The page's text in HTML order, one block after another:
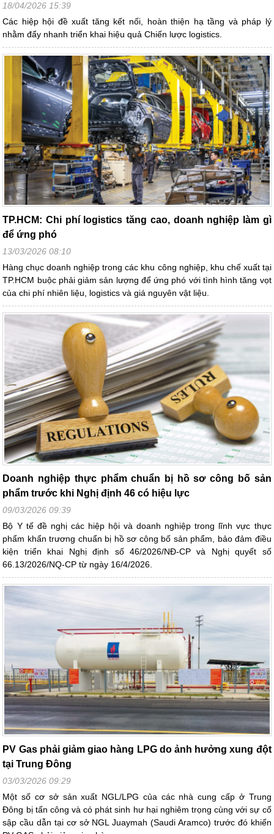
18/04/2026 15:39
Các hiệp hội đề xuất tăng kết nối, hoàn thiện hạ tầng và pháp lý
nhằm đẩy nhanh triển khai hiệu quả Chiến lược logistics.
TP.HCM: Chi phí logistics tăng cao, doanh nghiệp làm gì
để ứng phó
13/03/2026 08:10
Hàng chục doanh nghiệp trong các khu công nghiệp, khu chế xuất tại
TP.HCM buộc phải giảm sản lượng để ứng phó với tình hình tăng vọt
của chi phí nhiên liệu, logistics và giá nguyên vật liệu.
Doanh nghiệp thực phẩm chuẩn bị hồ sơ công bố sản
phẩm trước khi Nghị định 46 có hiệu lực
09/03/2026 09:39
Bộ Y tế đề nghị các hiệp hội và doanh nghiệp trong lĩnh vực thực
phẩm khẩn trương chuẩn bị hồ sơ công bố sản phẩm, bảo đảm điều
kiện triển khai Nghị định số 46/2026/NĐ-CP và Nghị quyết số
66.13/2026/NQ-CP từ ngày 16/4/2026.
PV Gas phải giảm giao hàng LPG do ảnh hưởng xung đột
tại Trung Đông
03/03/2026 09:29
Một số cơ sở sản xuất NGL/LPG của các nhà cung cấp ở Trung
Đông bị tấn công và có phát sinh hư hại nghiêm trọng cùng với sự cố
sập cầu dẫn tại cơ sở NGL Juaymah (Saudi Aramco) trước đó khiến